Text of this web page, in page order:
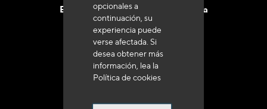
opcionales a
continuación, su
experiencia puede
verse afectada. Si
desea obtener más
información, lea la
Política de cookies
Entrega en 48 a 72 horas en Francia
a 250 euros*